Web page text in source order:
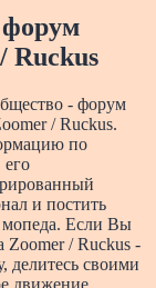
Ruckus
- форум
/ Ruckus.
по
и постить
мопеда. Если Вы
Zoomer / Ruckus -
делитесь своими
движение